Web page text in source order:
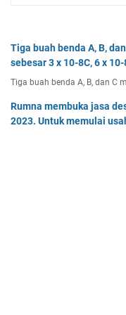
Tiga buah benda A, B,
sebesar 3 x 10-8C, 6 x 10-
Tiga buah benda A, B, dan C
Rumna membuka jasa
2023. Untuk memulai